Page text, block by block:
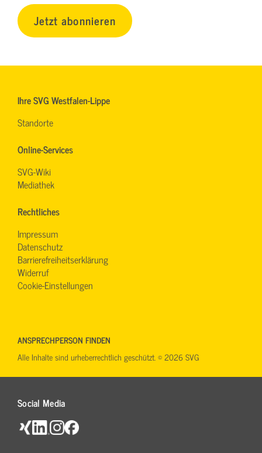
Jetzt abonnieren
Ihre SVG Westfalen-Lippe
Standorte
Online-Services
SVG-Wiki
Mediathek
Rechtliches
Impressum
Datenschutz
Barrierefreiheitserklärung
Widerruf
Cookie-Einstellungen
Social Media
ANSPRECHPERSON FINDEN
Alle Inhalte sind urheberrechtlich geschützt. © 2026 SVG